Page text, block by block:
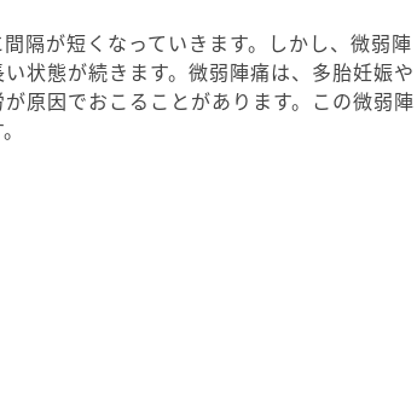
隔が短くなっていきます。しかし、微弱陣
状態が続きます。微弱陣痛は、多胎妊娠や
原因でおこることがあります。この微弱陣